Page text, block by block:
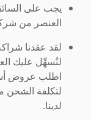
يجب على
العنصر من
لقد عقدنا
لنُسهِّل عليك
اطلب عروض
لتكلفة الشحن
لدينا.